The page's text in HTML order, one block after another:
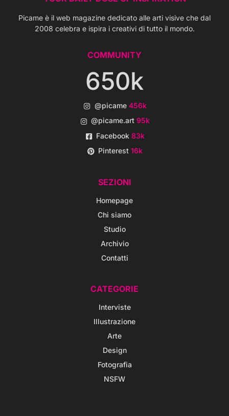
Picame è il web magazine dedicato alle arti visive che dal
2008 celebra e ispira i creativi di tutto il mondo.
COMMUNITY
650k
@picame 456k
@picame.art95k
Facebook83k
Pinterest16k
SEZIONI
Homepage
Chi siamo
Studio
Archivio
Contatti
CATEGORIE
Interviste
Illustrazione
Arte
Design
Fotografia
NSFW